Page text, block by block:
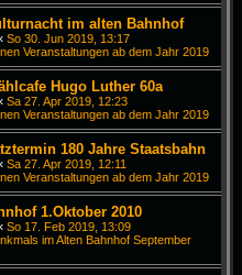
im alten Bahnhof
So 30. Jun 2019, 13:17
Veranstaltungen ab dem Jahr 2019
Hugo Luther 60a
Sa 27. Apr 2019, 12:23
Veranstaltungen ab dem Jahr 2019
180 Jahre Staatsbahn
Sa 27. Apr 2019, 12:11
Veranstaltungen ab dem Jahr 2019
1.Oktober 2010
So 17. Feb 2019, 13:09
im Alten Bahnhof September